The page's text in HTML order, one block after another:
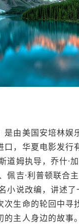
是由美国安培林娱
口，华夏电影发行
道姆执导，乔什·
佩吉·利普顿联合
小说改编，讲述
生命的轮回中寻
的主人身边的故事